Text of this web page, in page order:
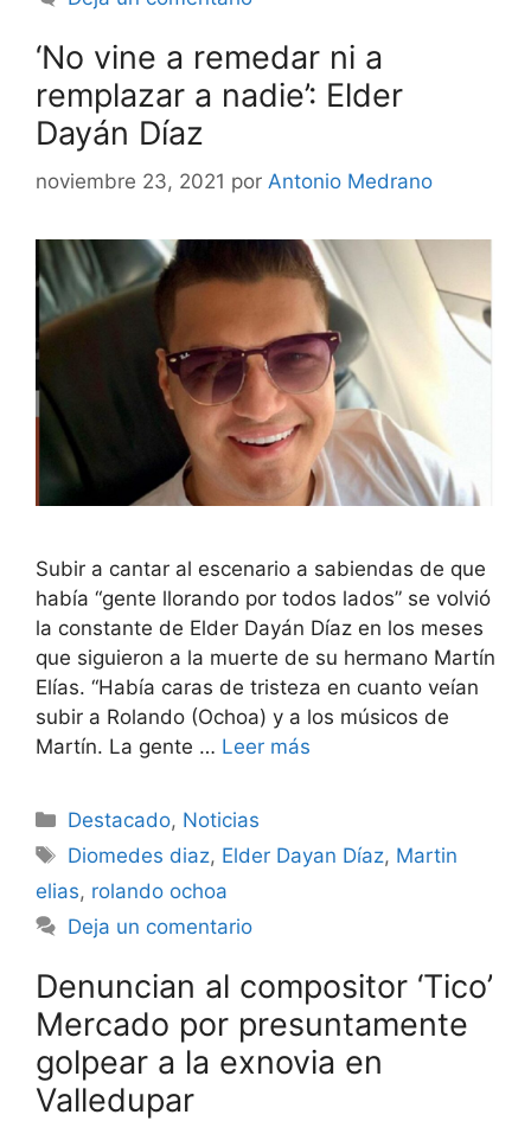
‘No vine a remedar ni a
remplazar a nadie’: Elder
Dayán Díaz
noviembre 23, 2021 por Antonio Medrano
Subir a cantar al escenario a sabiendas de que
había “gente llorando por todos lados” se volvió
la constante de Elder Dayán Díaz en los meses
que siguieron a la muerte de su hermano Martín
Elías. “Había caras de tristeza en cuanto veían
subir a Rolando (Ochoa) y a los músicos de
Martín. La gente … Leer más
Destacado, Noticias
Diomedes diaz, Elder Dayan Díaz, Martin
elias, rolando ochoa
Deja un comentario
Denuncian al compositor ‘Tico’
Mercado por presuntamente
golpear a la exnovia en
Valledupar